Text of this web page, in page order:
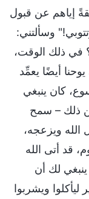
إياهم عن قبول
وسألتني:
في ذلك الوقت،
أيضًا يعمِّد
كان ينبغي
من ذلك – سمح
الله ويزعجه،
قد أتى الله
لك أن
ويشربوا